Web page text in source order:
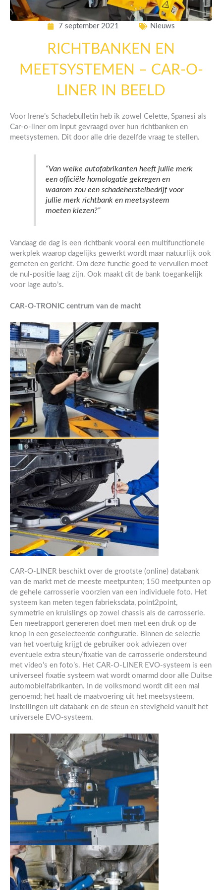
7 september 2021 Nieuws
RICHTBANKEN EN
MEETSYSTEMEN – CAR-O-
LINER IN BEELD
Voor Irene’s Schadebulletin heb ik zowel Celette, Spanesi als
Car-o-liner om input gevraagd over hun richtbanken en
meetsystemen. Dit door alle drie dezelfde vraag te stellen.
“Van welke autofabrikanten heeft jullie merk
een officiële homologatie gekregen en
waarom zou een schadeherstelbedrijf voor
jullie merk richtbank en meetsysteem
moeten kiezen?”
Vandaag de dag is een richtbank vooral een multifunctionele
werkplek waarop dagelijks gewerkt wordt maar natuurlijk ook
gemeten en gericht. Om deze functie goed te vervullen moet
de nul-positie laag zijn. Ook maakt dit de bank toegankelijk
voor lage auto’s.
CAR-O-TRONIC centrum van de macht
CAR-O-LINER beschikt over de grootste (online) databank
van de markt met de meeste meetpunten; 150 meetpunten op
de gehele carrosserie voorzien van een individuele foto. Het
systeem kan meten tegen fabrieksdata, point2point,
symmetrie en kruislings op zowel chassis als de carrosserie.
Een meetrapport genereren doet men met een druk op de
knop in een geselecteerde configuratie. Binnen de selectie
van het voertuig krijgt de gebruiker ook adviezen over
eventuele extra steun/fixatie van de carrosserie ondersteund
met video’s en foto’s. Het CAR-O-LINER EVO-systeem is een
universeel fixatie systeem wat wordt omarmd door alle Duitse
automobielfabrikanten. In de volksmond wordt dit een mal
genoemd; het haalt de maatvoering uit het meetsysteem,
instellingen uit databank en de steun en stevigheid vanuit het
universele EVO-systeem.